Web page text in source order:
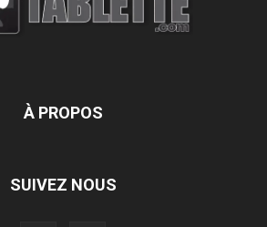
À PROPOS
SUIVEZ NOUS